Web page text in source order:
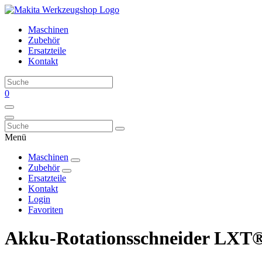
Maschinen
Zubehör
Ersatzteile
Kontakt
0
Menü
Maschinen
Zubehör
Ersatzteile
Kontakt
Login
Favoriten
Akku-Rotationsschneider